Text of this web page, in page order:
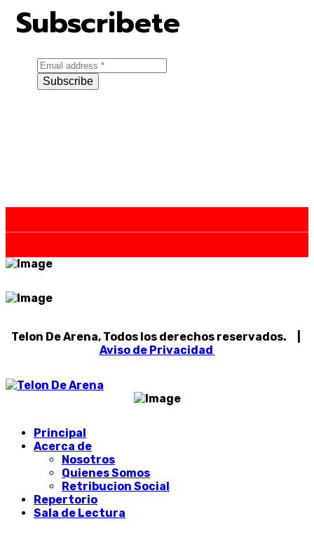
Subscribete
Subscribe
Telon De Arena, Todos los derechos reservados. |
Aviso de Privacidad
Principal
Acerca de
Nosotros
Quienes Somos
Retribucion Social
Repertorio
Sala de Lectura